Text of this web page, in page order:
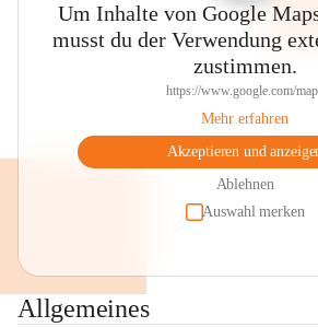
Um Inhalte von Google
musst du der Verwendung
zustimmen.
https://www.google.com/
Mehr erfahren
Akzeptieren und
Ablehnen
Auswahl merken
Allgemeines